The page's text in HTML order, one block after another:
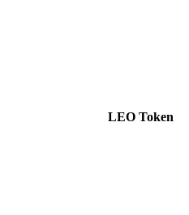
LEO Token